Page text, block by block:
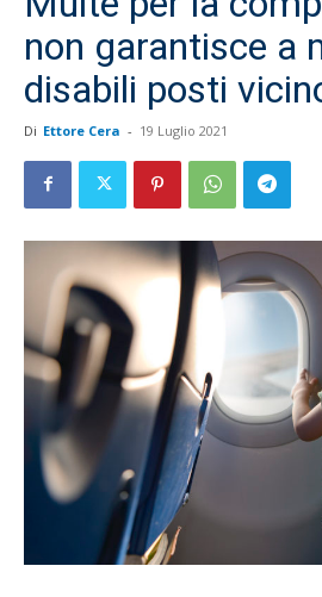
non garantisce a
disabili posti
Di Ettore Cera - 19 Luglio 2021